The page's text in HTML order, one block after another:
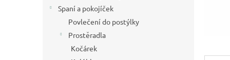
Spaní a pokojíček
Povlečení do postýlky
Prostěradla
Kočárek